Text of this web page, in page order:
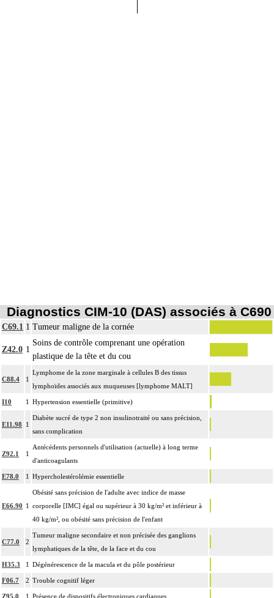
Diagnostics CIM-10 (DAS) associés à C690
C69.1 1 Tumeur maligne de la cornée
Z42.0 1
Soins de contrôle comprenant une opération
plastique de la tête et du cou
C88.4 1
Lymphome de la zone marginale à cellules B des tissus
lymphoïdes associés aux muqueuses [lymphome MALT]
I10 1 Hypertension essentielle (primitive)
E11.98 1
Diabète sucré de type 2 non insulinotraité ou sans précision,
sans complication
Z92.1 1
Antécédents personnels d'utilisation (actuelle) à long terme
d'anticoagulants
E78.0 1 Hypercholestérolémie essentielle
E66.90 1
Obésité sans précision de l'adulte avec indice de masse
corporelle [IMC] égal ou supérieur à 30 kg/m² et inférieur à
40 kg/m², ou obésité sans précision de l'enfant
C77.0 2
Tumeur maligne secondaire et non précisée des ganglions
lymphatiques de la tête, de la face et du cou
H35.3 1 Dégénérescence de la macula et du pôle postérieur
F06.7 2 Trouble cognitif léger
Z95.0 1 Présence de dispositifs électroniques cardiaques